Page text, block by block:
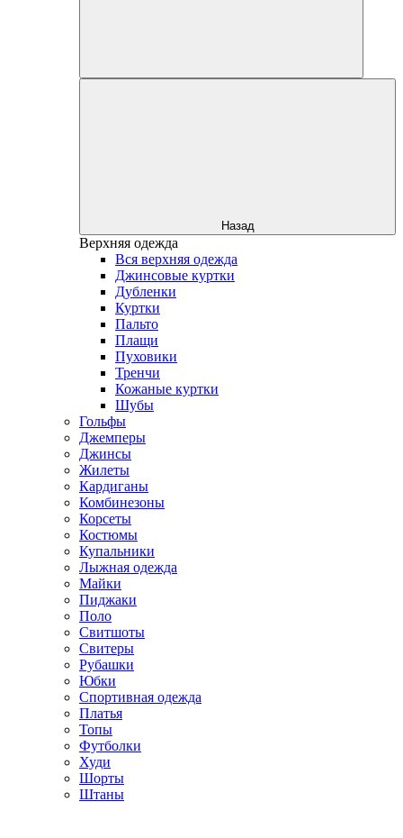
Назад
Верхняя одежда
Вся верхняя одежда
Джинсовые куртки
Дубленки
Куртки
Пальто
Плащи
Пуховики
Тренчи
Кожаные куртки
Шубы
Гольфы
Джемперы
Джинсы
Жилеты
Кардиганы
Комбинезоны
Корсеты
Костюмы
Купальники
Лыжная одежда
Майки
Пиджаки
Поло
Свитшоты
Свитеры
Рубашки
Юбки
Спортивная одежда
Платья
Топы
Футболки
Худи
Шорты
Штаны